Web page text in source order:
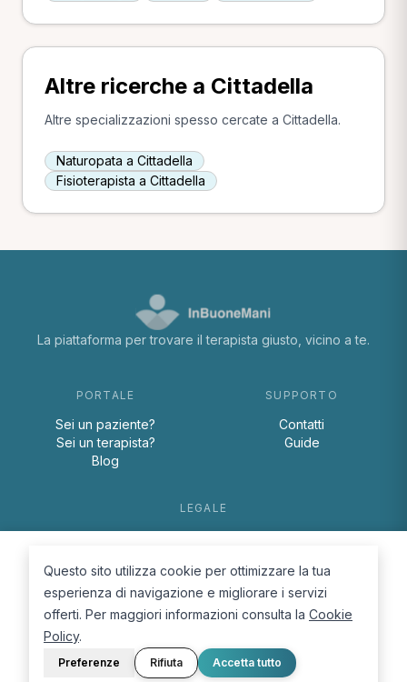
Altre ricerche a Cittadella
Altre specializzazioni spesso cercate a Cittadella.
Naturopata a Cittadella
Fisioterapista a Cittadella
La piattaforma per trovare il terapista giusto, vicino a te.
PORTALE
Sei un paziente?
Sei un terapista?
Blog
SUPPORTO
Contatti
Guide
LEGALE
Cookie Policy
Questo sito utilizza cookie per ottimizzare la tua
esperienza di navigazione e migliorare i servizi
offerti. Per maggiori informazioni consulta la Cookie
Policy.
Preferenze Rifiuta Accetta tutto